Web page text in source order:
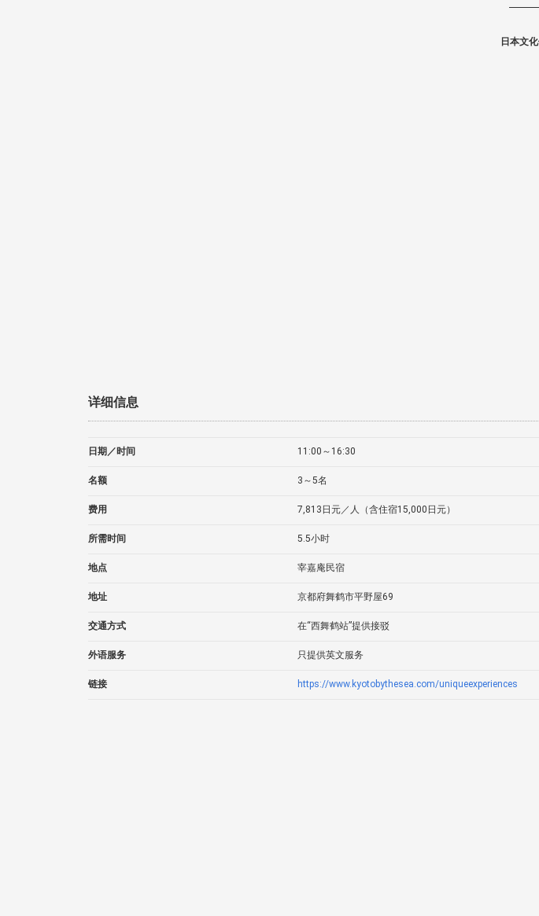
日本文
详细信息
日期／时间 11:00～16:30
名额 3～5名
费用 7,813日元／人（含住宿15,000日元）
所需时间 5.5小时
地点 宰嘉庵民宿
地址 京都府舞鹤市平野屋69
交通方式 在“西舞鹤站”提供接驳
外语服务 只提供英文服务
链接 https://www.kyotobythesea.com/uniqueexperiences